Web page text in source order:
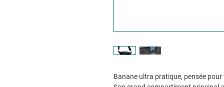
Banane ultra pratique, pensée